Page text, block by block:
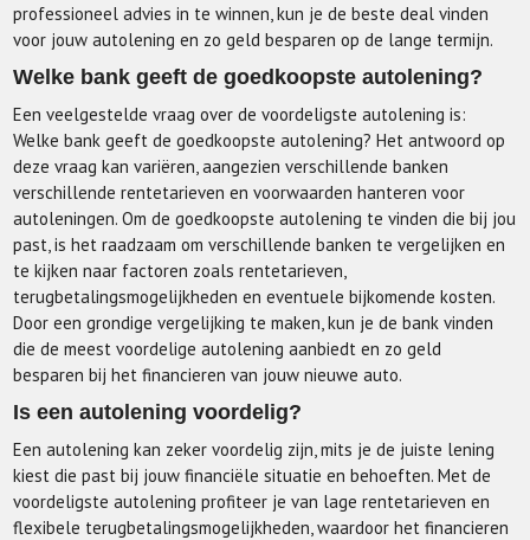
professioneel advies in te winnen, kun je de beste deal vinden
voor jouw autolening en zo geld besparen op de lange termijn.
Welke bank geeft de goedkoopste autolening?
Een veelgestelde vraag over de voordeligste autolening is:
Welke bank geeft de goedkoopste autolening? Het antwoord op
deze vraag kan variëren, aangezien verschillende banken
verschillende rentetarieven en voorwaarden hanteren voor
autoleningen. Om de goedkoopste autolening te vinden die bij jou
past, is het raadzaam om verschillende banken te vergelijken en
te kijken naar factoren zoals rentetarieven,
terugbetalingsmogelijkheden en eventuele bijkomende kosten.
Door een grondige vergelijking te maken, kun je de bank vinden
die de meest voordelige autolening aanbiedt en zo geld
besparen bij het financieren van jouw nieuwe auto.
Is een autolening voordelig?
Een autolening kan zeker voordelig zijn, mits je de juiste lening
kiest die past bij jouw financiële situatie en behoeften. Met de
voordeligste autolening profiteer je van lage rentetarieven en
flexibele terugbetalingsmogelijkheden, waardoor het financieren